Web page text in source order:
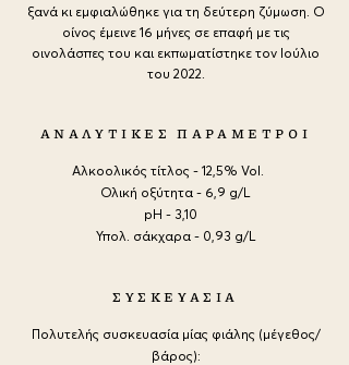
ξανά κι εμφιαλώθηκε για τη δεύτερη ζύμωση. Ο
οίνος έμεινε 16 μήνες σε επαφή με τις
οινολάσπες του και εκπωματίστηκε τον Ιούλιο
του 2022.
ΑΝΑΛΥΤΙΚΕΣ ΠΑΡΑΜΕΤΡΟΙ
Αλκοολικός τίτλος - 12,5% Vol.
Ολική οξύτητα - 6,9 g/L
pH - 3,10
Υπολ. σάκχαρα - 0,93 g/L
ΣΥΣΚΕΥΑΣΙΑ
Πολυτελής συσκευασία μίας φιάλης (μέγεθος/
βάρος):